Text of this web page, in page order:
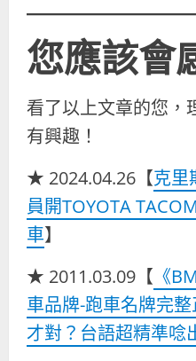
您應該會
看了以上文章的您，
有興趣！
★ 2024.04.26【克里
員開TOYOTA
車】
★ 2011.03.09【 《
車品牌-跑車名牌完
才對？台語超精準唸